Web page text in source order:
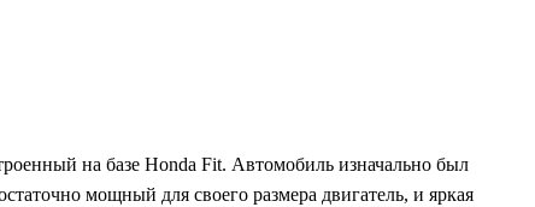
на базе Honda Fit. Автомобиль изначально был
мощный для своего размера двигатель, и яркая